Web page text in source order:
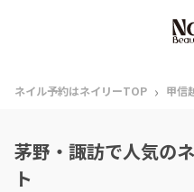
ネイル予約はネイリーTOP › 甲信
茅野・諏訪で人気の
ト